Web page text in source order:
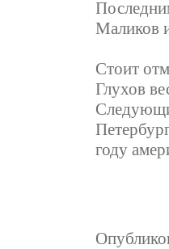
Маликов
Стоит
Глухов
году